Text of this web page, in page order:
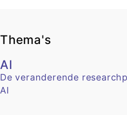
Thema's
AI
De veranderende
AI